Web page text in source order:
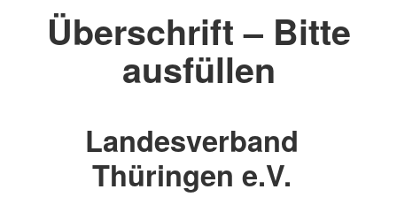
Überschrift – Bitte
ausfüllen
Landesverband
Thüringen e.V.